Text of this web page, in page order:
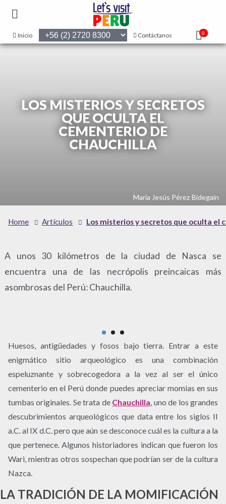
Inicio Contáctanos 0
LOS MISTERIOS Y SECRETOS
QUE OCULTA EL
CEMENTERIO DE
CHAUCHILLA
María Jesús Pérez Bidegain
Home Artículos Los misterios y secretos que oculta el
A unos 30 kilómetros de la ciudad de Nasca se
encuentra una de las necrópolis preincaicas más
asombrosas del Perú: Chauchilla.
Huesos, antigüedades y fosos bajo tierra. Entrar a este
enigmático sitio arqueológico es una combinación
espeluznante y sobrecogedora a la vez al ser el único
cementerio en el Perú donde puedes apreciar momias en sus
tumbas originales. Se trata de Chauchilla , uno de los grandes
descubrimientos arqueológicos que data entre los siglos II
a.C. al IX d.C. pero que aún se desconoce cuál es la cultura a la
que pertenece. Algunos historiadores indican que fueron los
Wari, mientras otros sospechan que podrían ser de la cultura
Nazca.
LA TRADICIÓN DE LA MOMIFICACIÓN